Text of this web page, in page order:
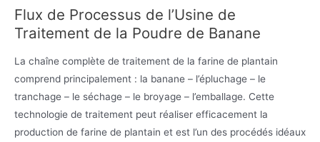
Flux de Processus de l’Usine de
Traitement de la Poudre de Banane
La chaîne complète de traitement de la farine de plantain
comprend principalement : la banane – l’épluchage – le
tranchage – le séchage – le broyage – l’emballage. Cette
technologie de traitement peut réaliser efficacement la
production de farine de plantain et est l’un des procédés idéaux